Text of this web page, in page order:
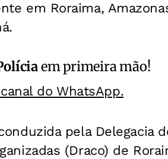
em Roraima,
em primeira mão!
do WhatsApp.
pela Delegacia
(Draco) de